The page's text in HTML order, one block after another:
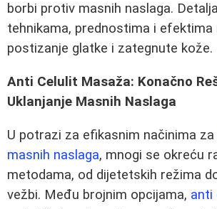
borbi protiv masnih naslaga.
tehnikama, prednostima i efektima
postizanje glatke i zategnute kože.
Anti Celulit Masaža: Konačno
Uklanjanje Masnih Naslaga
U potrazi za efikasnim načinima za
masnih naslaga, mnogi se okreću
metodama, od dijetetskih režima
vežbi. Među brojnim opcijama, anti